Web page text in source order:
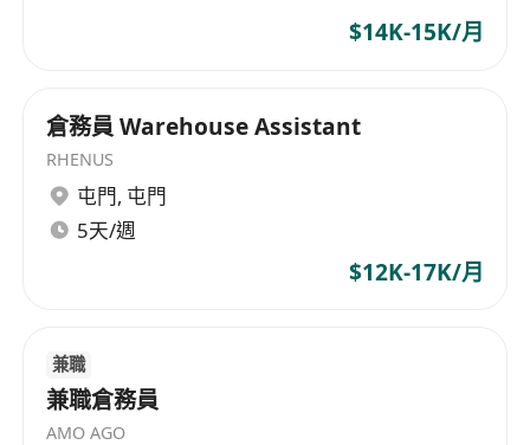
working experience, with at least 2 years in a
an advantage.
Proficient in systems and logistics software.
Strong PC skills (Word, Excel, Outlook) and
excellent communication and leadership
Good command of spoken & written English,
$14K-15K/月
倉務員 Warehouse Assistant
RHENUS
屯門, 屯門
5天/週
$12K-17K/月
兼職
兼職倉務員
AMO AGO